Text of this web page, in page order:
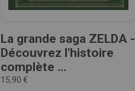
La grande saga ZELDA -
Découvrez l'histoire
complète ...
15,90 €